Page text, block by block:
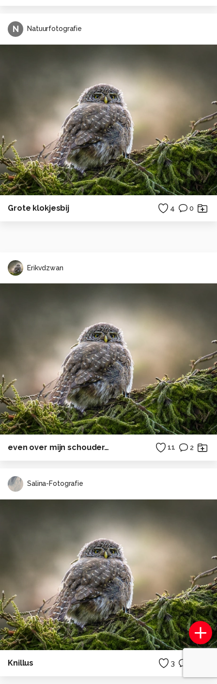
N Natuurfotografie
Grote klokjesbij 4 0
Erikvdzwan
even over mijn schouder… 11 2
Salina-Fotografie
Knillus 3